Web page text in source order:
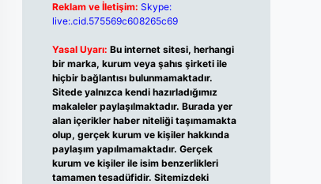
Reklam ve İletişim: Skype:
live:.cid.575569c608265c69
Yasal Uyarı: Bu internet sitesi, herhangi
bir marka, kurum veya şahıs şirketi ile
hiçbir bağlantısı bulunmamaktadır.
Sitede yalnızca kendi hazırladığımız
makaleler paylaşılmaktadır. Burada yer
alan içerikler haber niteliği taşımamakta
olup, gerçek kurum ve kişiler hakkında
paylaşım yapılmamaktadır. Gerçek
kurum ve kişiler ile isim benzerlikleri
tamamen tesadüfidir. Sitemizdeki